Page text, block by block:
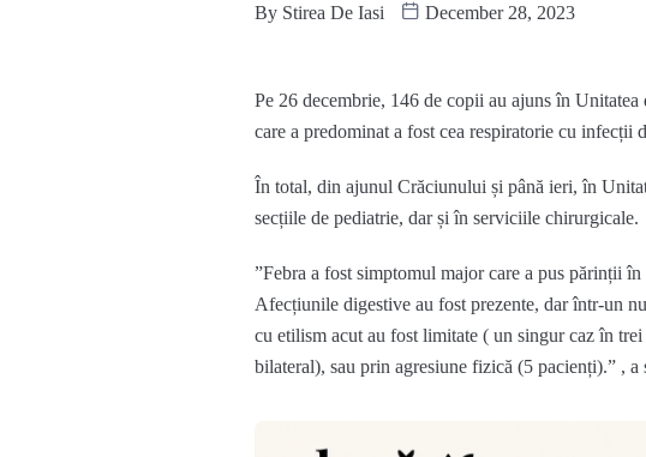
By Stirea De Iasi December 28, 2023
Pe 26 decembrie, 146 de copii au ajuns în
care a predominat a fost cea respiratorie cu
În total, din ajunul Crăciunului și până ieri, în
secțiile de pediatrie, dar și în serviciile chirurgicale.
”Febra a fost simptomul major care a pus părinții
Afecțiunile digestive au fost prezente, dar într-un
cu etilism acut au fost limitate ( un singur caz în
bilateral), sau prin agresiune fizică (5 pacienți).” ,